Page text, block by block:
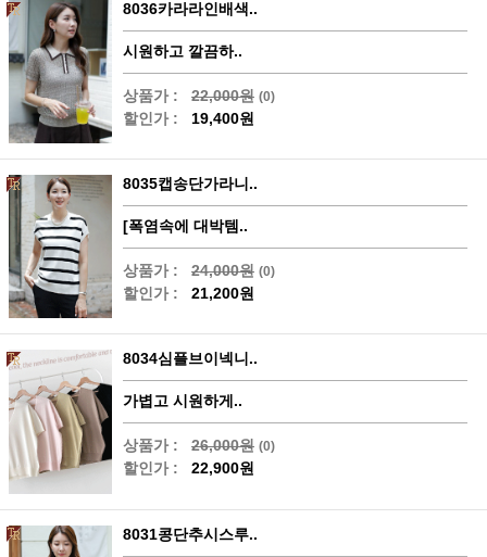
8036카라라인배색..
시원하고 깔끔하..
상품가 : 22,000원 (0)
할인가 : 19,400원
8035캡송단가라니..
[폭염속에 대박템..
상품가 : 24,000원 (0)
할인가 : 21,200원
8034심플브이넥니..
가볍고 시원하게..
상품가 : 26,000원 (0)
할인가 : 22,900원
8031콩단추시스루..